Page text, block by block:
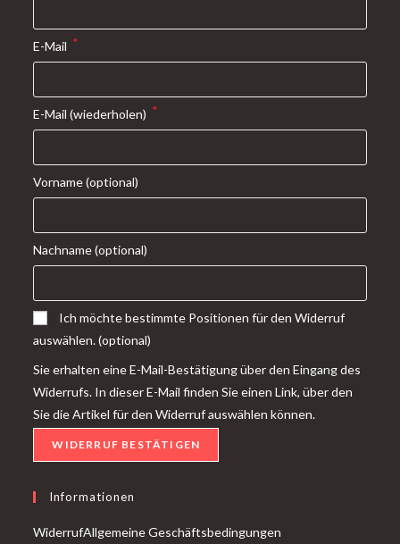
E-Mail *
E-Mail (wiederholen) *
Vorname(optional)
Nachname(optional)
Ich möchte bestimmte Positionen für den Widerruf
auswählen.(optional)
Sie erhalten eine E-Mail-Bestätigung über den Eingang des
Widerrufs. In dieser E-Mail finden Sie einen Link, über den
Sie die Artikel für den Widerruf auswählen können.
WIDERRUF BESTÄTIGEN
Informationen
WiderrufAllgemeine Geschäftsbedingungen